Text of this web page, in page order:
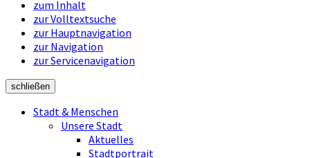
zum Inhalt
zur Volltextsuche
zur Hauptnavigation
zur Navigation
zur Servicenavigation
schließen
Stadt & Menschen
Unsere Stadt
Aktuelles
Stadtportrait